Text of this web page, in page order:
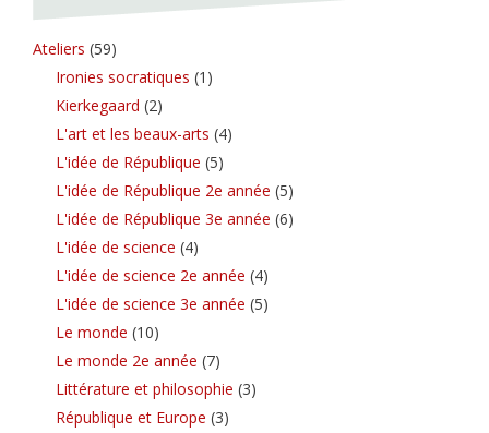
Ateliers (59)
Ironies socratiques (1)
Kierkegaard (2)
L'art et les beaux-arts (4)
L'idée de République (5)
L'idée de République 2e année (5)
L'idée de République 3e année (6)
L'idée de science (4)
L'idée de science 2e année (4)
L'idée de science 3e année (5)
Le monde (10)
Le monde 2e année (7)
Littérature et philosophie (3)
République et Europe (3)